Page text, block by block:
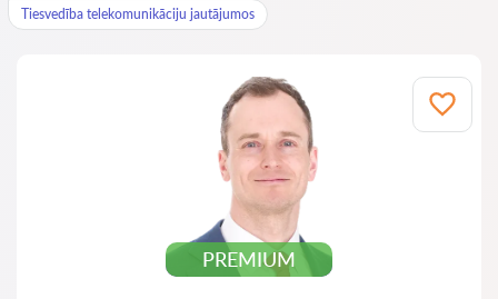
Tiesvedība telekomunikāciju jautājumos
PREMIUM